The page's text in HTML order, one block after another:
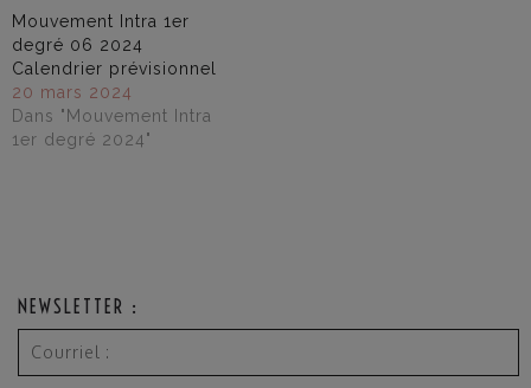
Mouvement Intra 1er
degré 06 2024
Calendrier prévisionnel
20 mars 2024
Dans "Mouvement Intra
1er degré 2024"
NEWSLETTER :